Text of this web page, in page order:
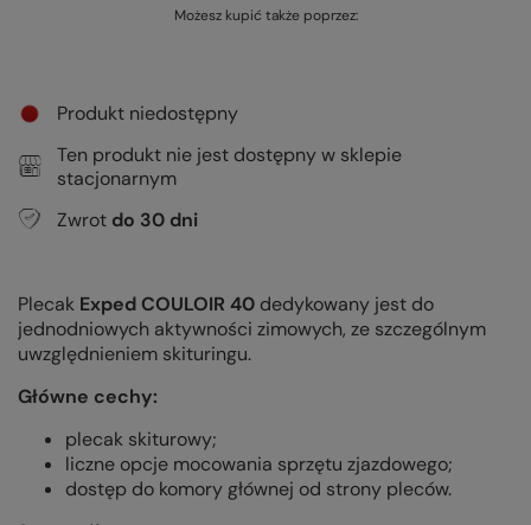
Możesz kupić także poprzez:
Produkt niedostępny
Ten produkt nie jest dostępny w sklepie
stacjonarnym
Zwrot do 30 dni
Plecak Exped COULOIR 40 dedykowany jest do
jednodniowych aktywności zimowych, ze szczególnym
uwzględnieniem skituringu.
Główne cechy:
plecak skiturowy;
liczne opcje mocowania sprzętu zjazdowego;
dostęp do komory głównej od strony pleców.